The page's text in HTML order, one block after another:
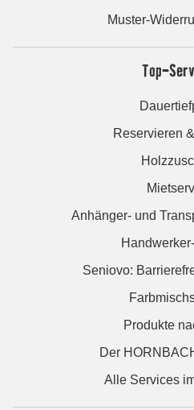
Muster-
Top-
Reservieren
Anhänger- und
Seniovo:
Produkte
Der
Alle Services